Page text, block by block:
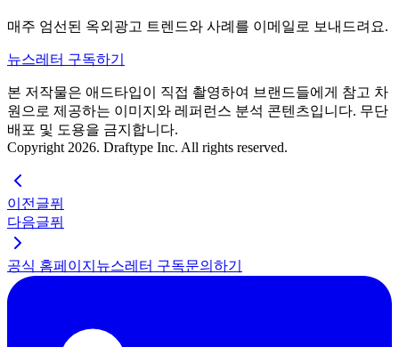
매주 엄선된 옥외광고 트렌드와 사례를 이메일로 보내드려요.
뉴스레터 구독하기
본 저작물은 애드타입이 직접 촬영하여 브랜드들에게 참고 차
원으로 제공하는 이미지와 레퍼런스 분석 콘텐츠입니다. 무단
배포 및 도용을 금지합니다.
Copyright 2026. Draftype Inc. All rights reserved.
이전글퓌
다음글퓌
공식 홈페이지 뉴스레터 구독문의하기